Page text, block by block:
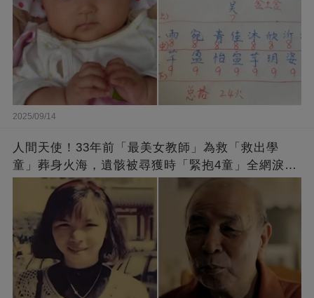
2025/09/14
人間天使！33年前「最美女教師」為救「救出學
童」葬身火海，遺骸被尋獲時「緊抱4童」全網淚
崩：真正的英雄不該被遺忘